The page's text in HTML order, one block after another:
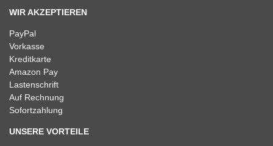
WIR AKZEPTIEREN
PayPal
Vorkasse
Kreditkarte
Amazon Pay
Lastenschrift
Auf Rechnung
Sofortzahlung
UNSERE VORTEILE